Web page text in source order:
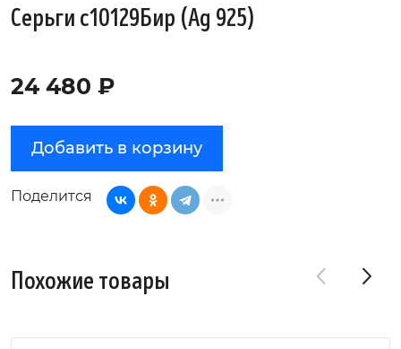
Серьги с10129Бир (Ag 925)
24 480 ₽
Добавить в корзину
Поделится
Похожие товары